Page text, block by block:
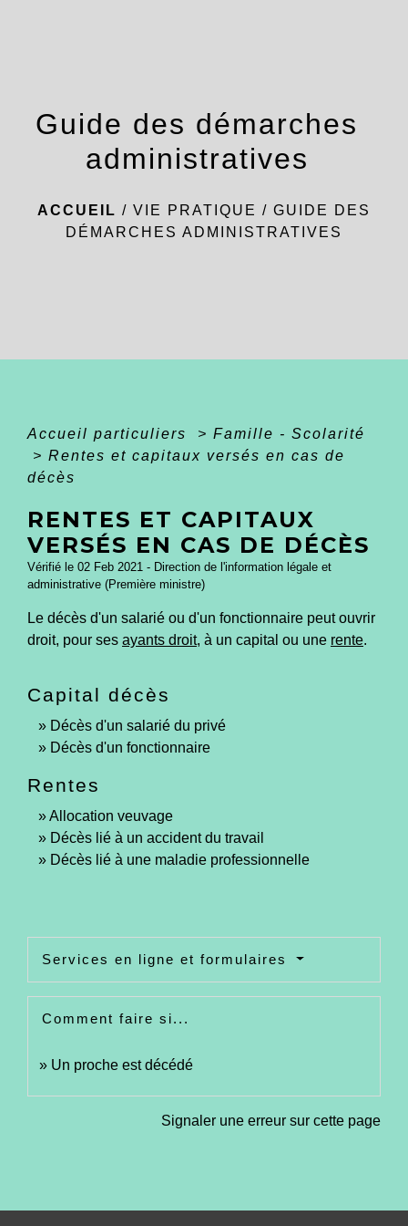
Guide des démarches
administratives
ACCUEIL / VIE PRATIQUE / GUIDE DES
DÉMARCHES ADMINISTRATIVES
Accueil particuliers > Famille - Scolarité
> Rentes et capitaux versés en cas de
décès
RENTES ET CAPITAUX
VERSÉS EN CAS DE DÉCÈS
Vérifié le 02 Feb 2021 - Direction de l'information légale et
administrative (Première ministre)
Le décès d'un salarié ou d'un fonctionnaire peut ouvrir
droit, pour ses ayants droit, à un capital ou une rente.
Capital décès
Décès d'un salarié du privé
Décès d'un fonctionnaire
Rentes
Allocation veuvage
Décès lié à un accident du travail
Décès lié à une maladie professionnelle
Services en ligne et formulaires
Comment faire si...
Un proche est décédé
Signaler une erreur sur cette page